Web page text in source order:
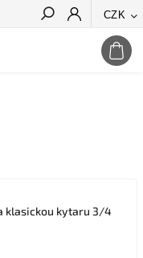
CZK
Hledat
klasickou kytaru 3/4